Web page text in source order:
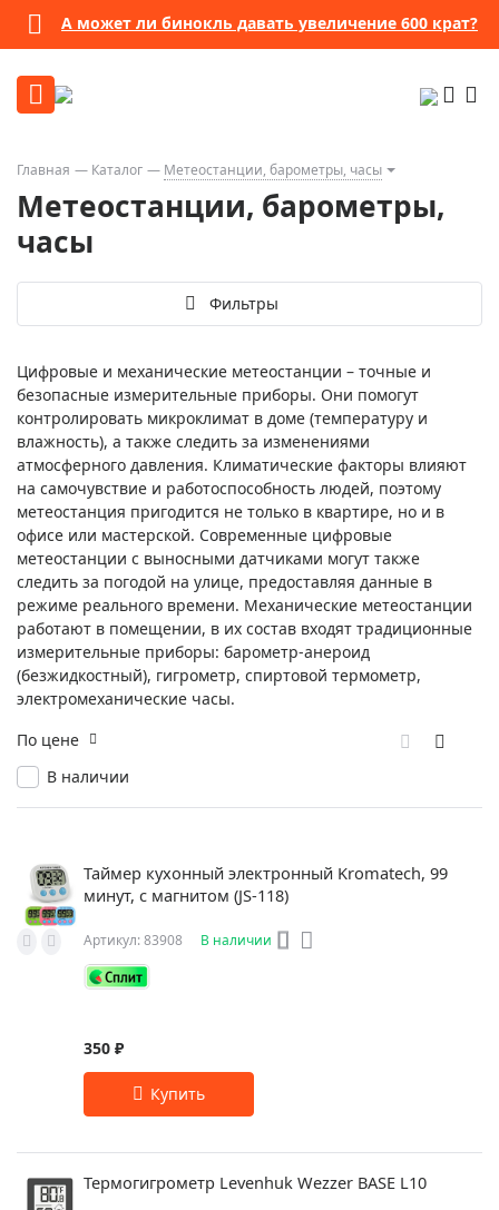
А может ли бинокль давать увеличение 600 крат?
Главная Каталог Метеостанции, барометры, часы
Метеостанции, барометры,
часы
Фильтры
Цифровые и механические метеостанции – точные и
безопасные измерительные приборы. Они помогут
контролировать микроклимат в доме (температуру и
влажность), а также следить за изменениями
атмосферного давления. Климатические факторы влияют
на самочувствие и работоспособность людей, поэтому
метеостанция пригодится не только в квартире, но и в
офисе или мастерской. Современные цифровые
метеостанции с выносными датчиками могут также
следить за погодой на улице, предоставляя данные в
режиме реального времени. Механические метеостанции
работают в помещении, в их состав входят традиционные
измерительные приборы: барометр-анероид
(безжидкостный), гигрометр, спиртовой термометр,
электромеханические часы.
В наличии
По цене
Таймер кухонный электронный Kromatech, 99
минут, с магнитом (JS-118)
350 ₽
Артикул: 83908 В наличии
Термогигрометр Levenhuk Wezzer BASE L10